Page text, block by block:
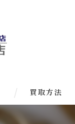
買取方法